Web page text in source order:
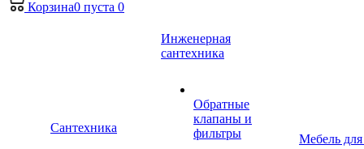
Корзина0 пуста 0
Сантехника
Инженерная
сантехника
Обратные
клапаны и
фильтры
Мебель